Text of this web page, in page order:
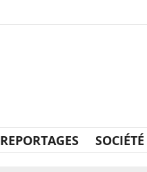
REPORTAGES SOCIÉTÉ